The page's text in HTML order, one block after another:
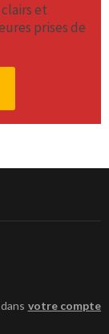
et
prises de
votre compte